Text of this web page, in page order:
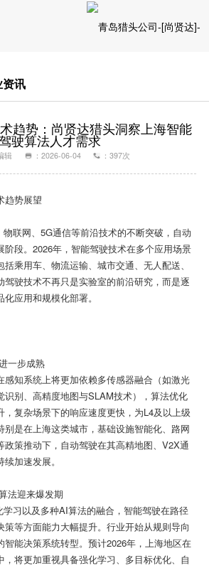
讯
趋势：尚贤达猎头洞察上海智能
驶算法人才需求
辑 ：2026-06-04 ：397次
趋势展望
联网、5G通信等前沿技术的不断突破，自动
阶段。2026年，智能驾驶技术在多个应用场景
乘用车、物流运输、城市交通、无人配送、
驾驶技术不再只是实验室的前沿研究，而是逐
应用和规模化部署。
一步成熟
感知系统上将更加依赖多传感器融合（如激光
识别、高精度地图与SLAM技术），算法优化
，复杂场景下的响应速度更快，为L4及以上级
别是在上海这类城市，基础设施智能化、路网
策推动下，自动驾驶在其高精地图、V2X通
加速发展。
法迎来爆发期
习以及多种AI算法的融合，智能驾驶在路径
等方面能力大幅提升。行业开始从规则导向
智能决策系统转型。预计2026年，上海地区在
将更加重视具备强化学习、多目标优化、自